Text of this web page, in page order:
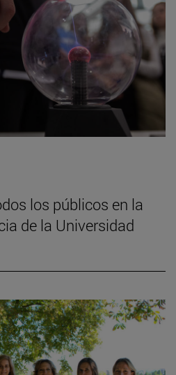
los públicos en la
de la Universidad